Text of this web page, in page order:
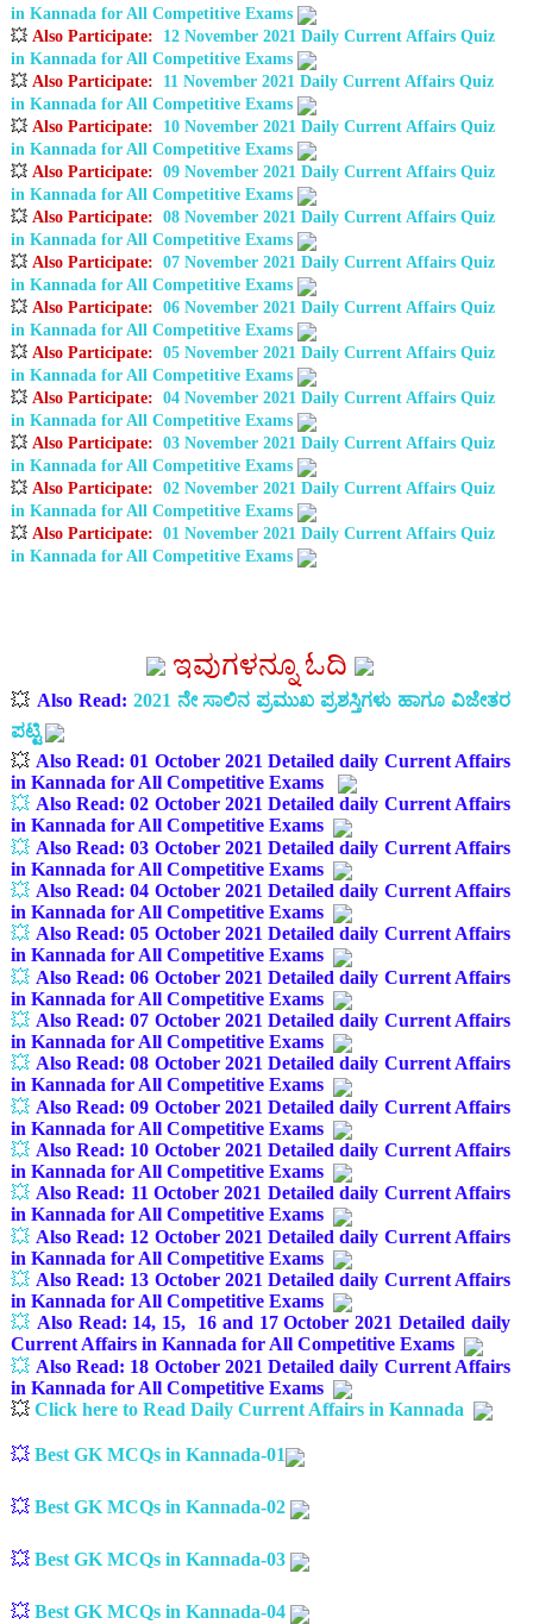
in Kannada for All Competitive Exams
💥 Also Participate:
12 November 2021 Daily Current Affairs Quiz
in Kannada for All Competitive Exams
💥 Also Participate:
11 November 2021 Daily Current Affairs Quiz
in Kannada for All Competitive Exams
💥 Also Participate:
10 November 2021 Daily Current Affairs Quiz
in Kannada for All Competitive Exams
💥 Also Participate: 09 November 2021 Daily Current Affairs Quiz
in Kannada for All Competitive Exams
💥 Also Participate: 08 November 2021 Daily Current Affairs Quiz
in Kannada for All Competitive Exams
💥 Also Participate: 07 November 2021 Daily Current Affairs Quiz
in Kannada for All Competitive Exams
💥 Also Participate: 06 November 2021 Daily Current Affairs Quiz
in Kannada for All Competitive Exams
💥 Also Participate: 05 November 2021 Daily Current Affairs Quiz
in Kannada for All Competitive Exams
💥 Also Participate: 04 November 2021 Daily Current Affairs Quiz
in Kannada for All Competitive Exams
💥 Also Participate: 03 November 2021 Daily Current Affairs Quiz
in Kannada for All Competitive Exams
💥 Also Participate: 02 November 2021 Daily Current Affairs Quiz
in Kannada for All Competitive Exams
💥 Also Participate: 01 November 2021 Daily Current Affairs Quiz
in Kannada for All Competitive Exams
ಇವುಗಳನ್ನೂ ಓದಿ
💥 Also Read: 2021 ನೇ ಸಾಲಿನ ಪ್ರಮುಖ ಪ್ರಶಸ್ತಿಗಳು ಹಾಗೂ ವಿಜೇತರ
ಪಟ್ಟಿ
💥 Also Read:01 October 2021 Detailed daily Current Affairs
in Kannada for All Competitive Exams
💥 Also Read:02 October 2021 Detailed daily Current Affairs
in Kannada for All Competitive Exams
💥 Also Read:03 October 2021 Detailed daily Current Affairs
in Kannada for All Competitive Exams
💥 Also Read:04 October 2021 Detailed daily Current Affairs
in Kannada for All Competitive Exams
💥 Also Read:05 October 2021 Detailed daily Current Affairs
in Kannada for All Competitive Exams
💥 Also Read:06 October 2021 Detailed daily Current Affairs
in Kannada for All Competitive Exams
💥 Also Read:07 October 2021 Detailed daily Current Affairs
in Kannada for All Competitive Exams
💥 Also Read:08 October 2021 Detailed daily Current Affairs
in Kannada for All Competitive Exams
💥 Also Read:09 October 2021 Detailed daily Current Affairs
in Kannada for All Competitive Exams
💥 Also Read: 10 October 2021 Detailed daily Current Affairs
in Kannada for All Competitive Exams
💥 Also Read: 11 October 2021 Detailed daily Current Affairs
in Kannada for All Competitive Exams
💥 Also Read: 12 October 2021 Detailed daily Current Affairs
in Kannada for All Competitive Exams
💥 Also Read: 13 October 2021 Detailed daily Current Affairs
in Kannada for All Competitive Exams
💥 Also Read: 14, 15, 16 and 17October 2021 Detailed daily
Current Affairs in Kannada for All Competitive Exams
💥 Also Read: 18 October 2021 Detailed daily Current Affairs
in Kannada for All Competitive Exams
💥 Click here to Read Daily Current Affairs in Kannada
💥 Best GK MCQs in Kannada-01
💥 Best GK MCQs in Kannada-02
💥 Best GK MCQs in Kannada-03
💥 Best GK MCQs in Kannada-04